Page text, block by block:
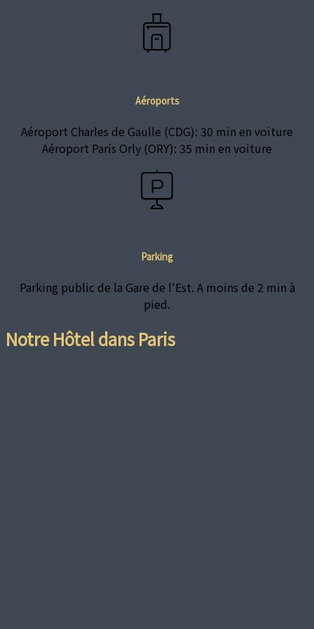
Aéroports
Aéroport Charles de Gaulle (CDG): 30 min en voiture
Aéroport Paris Orly (ORY): 35 min en voiture
Parking
Parking public de la Gare de l'Est. A moins de 2 min à
pied.
Notre Hôtel dans Paris